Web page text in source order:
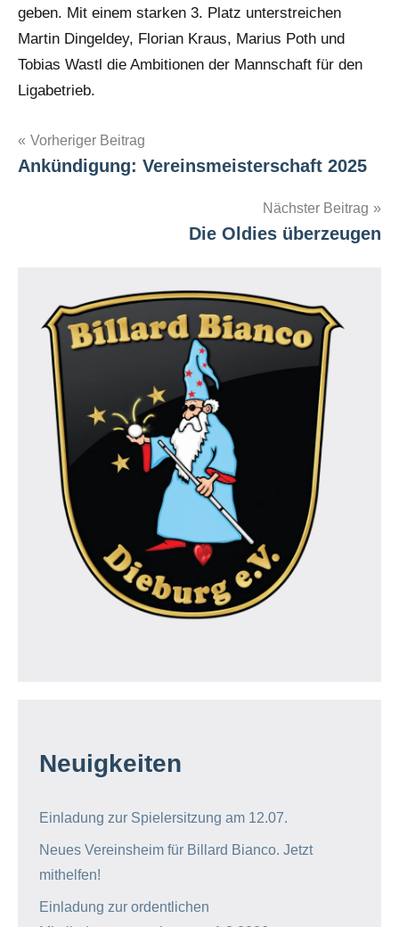
geben. Mit einem starken 3. Platz unterstreichen
Martin Dingeldey, Florian Kraus, Marius Poth und
Tobias Wastl die Ambitionen der Mannschaft für den
Ligabetrieb.
Beitragsnavigation
Vorheriger Beitrag
Ankündigung: Vereinsmeisterschaft 2025
Nächster Beitrag
Die Oldies überzeugen
Neuigkeiten
Einladung zur Spielersitzung am 12.07.
Neues Vereinsheim für Billard Bianco. Jetzt
mithelfen!
Einladung zur ordentlichen